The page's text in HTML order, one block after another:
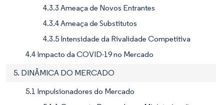
4.3.3 Ameaça de Novos Entrantes
4.3.4 Ameaça de Substitutos
4.3.5 Intensidade da Rivalidade Competitiva
4.4 Impacto da COVID-19 no Mercado
5. DINÂMICA DO MERCADO
5.1 Impulsionadores do Mercado